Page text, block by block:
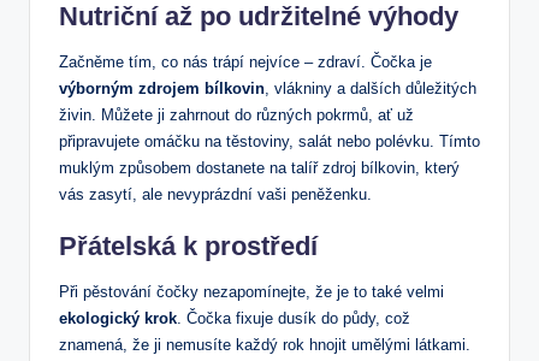
Nutriční až po udržitelné výhody
Začněme tím, co nás trápí nejvíce – zdraví. Čočka je
výborným zdrojem bílkovin, vlákniny a dalších důležitých
živin. Můžete ji zahrnout do různých pokrmů, ať už
připravujete omáčku na těstoviny, salát nebo polévku. Tímto
muklým způsobem dostanete na talíř zdroj bílkovin, který
vás zasytí, ale nevyprázdní vaši peněženku.
Přátelská k prostředí
Při pěstování čočky nezapomínejte, že je to také velmi
ekologický krok. Čočka fixuje dusík do půdy, což
znamená, že ji nemusíte každý rok hnojit umělými látkami.